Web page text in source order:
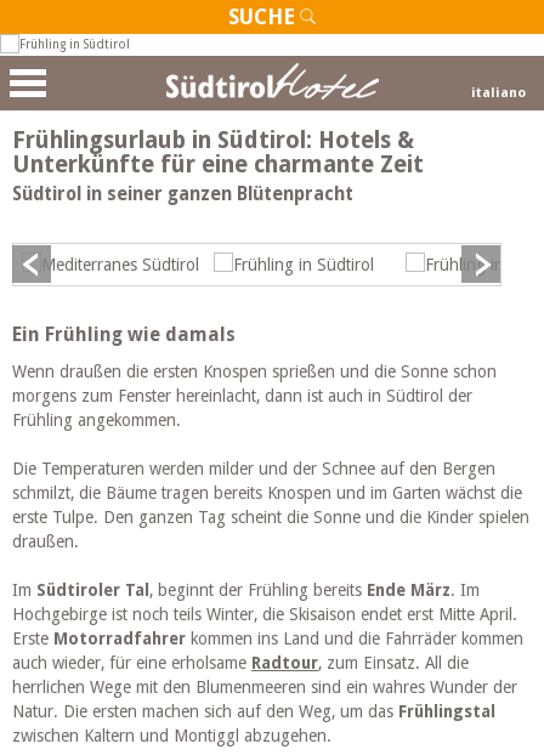
SUCHE
italiano
Frühlingsurlaub in Südtirol: Hotels &
Unterkünfte für eine charmante Zeit
Südtirol in seiner ganzen Blütenpracht
Ein Frühling wie damals
Wenn draußen die ersten Knospen sprießen und die Sonne schon
morgens zum Fenster hereinlacht, dann ist auch in Südtirol der
Frühling angekommen.
Die Temperaturen werden milder und der Schnee auf den Bergen
schmilzt, die Bäume tragen bereits Knospen und im Garten wächst die
erste Tulpe. Den ganzen Tag scheint die Sonne und die Kinder spielen
draußen.
Im Südtiroler Tal , beginnt der Frühling bereits Ende März. Im
Hochgebirge ist noch teils Winter, die Skisaison endet erst Mitte April.
Erste Motorradfahrer kommen ins Land und die Fahrräder kommen
auch wieder, für eine erholsame Radtour, zum Einsatz. All die
herrlichen Wege mit den Blumenmeeren sind ein wahres Wunder der
Natur. Die ersten machen sich auf den Weg, um das Frühlingstal
zwischen Kaltern und Montiggl abzugehen.